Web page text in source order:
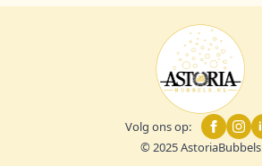
Volg ons op:
© 2025 AstoriaBubbels